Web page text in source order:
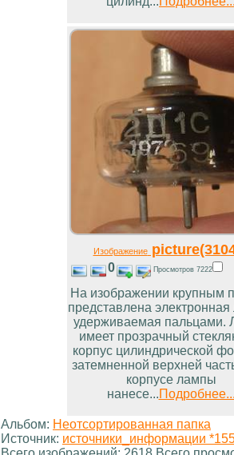
Изображение
0 Просмотров 7222
На изображении крупным
представлена
удерживаемая пальцами.
имеет прозрачный
корпус цилиндрической
затемненной верхней
корпусе лампы
нанесе...Подробнее...
Альбом: Неотсортированная папка
Источник: источники_информации